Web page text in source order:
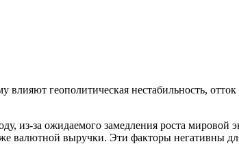
влияют геополитическая нестабильность,
из-за ожидаемого замедления роста мировой
валютной выручки. Эти факторы негативны